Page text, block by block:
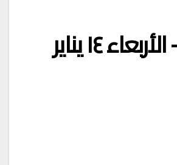
أخبار البلد – الأربعاء ١٤ يناير